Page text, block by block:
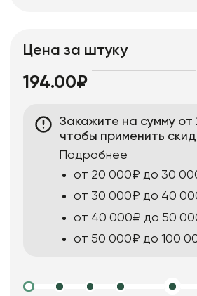
Цена за штуку
194.00₽
Закажите на сумму от
чтобы применить
Подробнее
от 20 000₽ до 30
от 30 000₽ до 40
от 40 000₽ до 50
от 50 000₽ до 100